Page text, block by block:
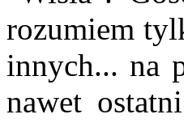
rozumiem
innych... na
nawet